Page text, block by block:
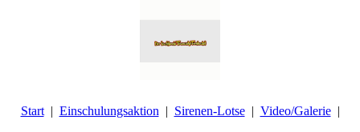
Start Einschulungsaktion Sirenen-Lotse Video/Galerie